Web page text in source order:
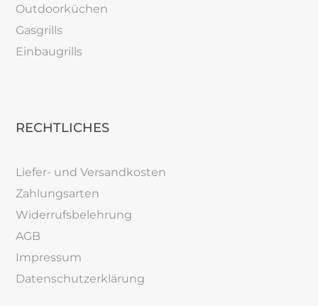
Outdoorküchen
Gasgrills
Einbaugrills
RECHTLICHES
Liefer- und Versandkosten
Zahlungsarten
Widerrufsbelehrung
AGB
Impressum
Datenschutzerklärung